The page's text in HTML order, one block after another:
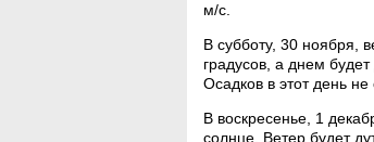
м/с.
В субботу, 30 ноября,
градусов, а днем
Осадков в этот день не
В воскресенье, 1
солнце, Ветер будет